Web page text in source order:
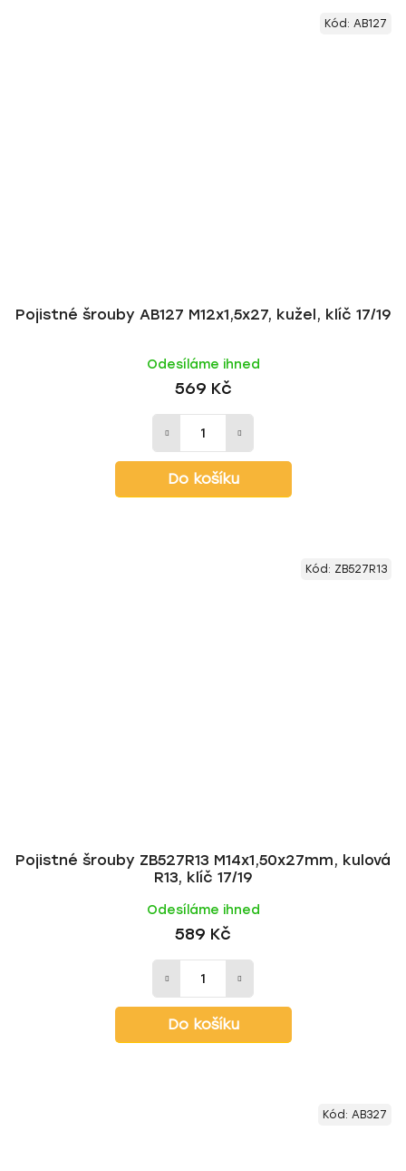
Pojistné šrouby AB127 M12x1,5x27, kužel, klíč 17/19
Odesíláme ihned
569 Kč
Do košíku
Kód: AB127
Pojistné šrouby ZB527R13 M14x1,50x27mm, kulová
R13, klíč 17/19
Odesíláme ihned
589 Kč
Do košíku
Kód: ZB527R13
Kód: AB327